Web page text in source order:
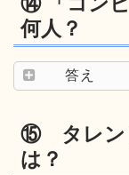
何人？
答え
⑮ タレン
は？